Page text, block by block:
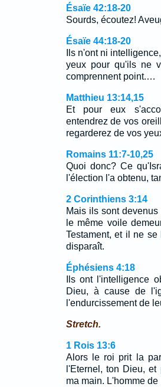
Ésaïe 42:18-20
Sourds, écoutez!
Ésaïe 44:18-20
Ils n'ont ni
yeux pour qu'ils ne
comprennent point.…
Matthieu 13:14,15
Et pour eux
entendrez de vos
regarderez de vos
Romains 11:7-10,25
Quoi donc? Ce
l'élection l'a obtenu,
2 Corinthiens 3:14
Mais ils sont
le même voile
Testament, et il ne
disparaît.
Éphésiens 4:18
Ils ont l'intelligence
Dieu, à cause de
l'endurcissement de
Stretch.
1 Rois 13:6
Alors le roi prit la
l'Eternel, ton Dieu,
ma main. L'homme